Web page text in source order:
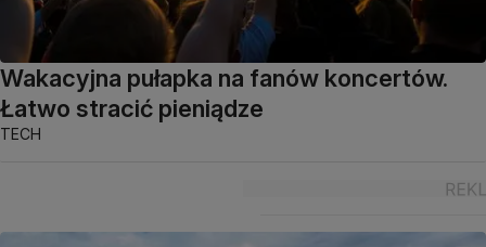
Wakacyjna pułapka na fanów koncertów.
Łatwo stracić pieniądze
TECH